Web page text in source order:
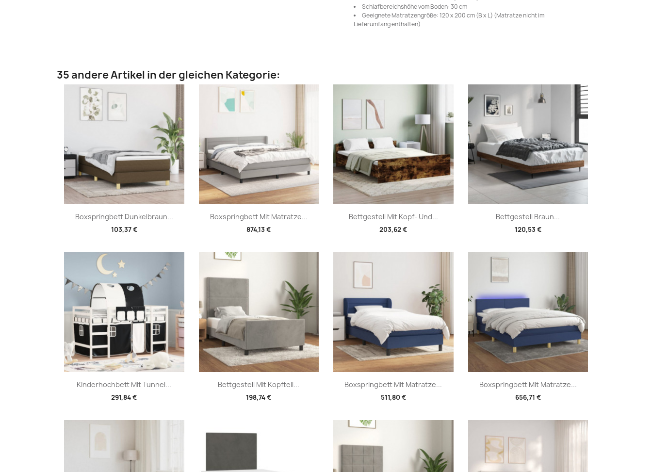
Schlafbereichshöhe vom Boden: 30 cm
Geeignete Matratzengröße: 120 x 200 cm (B x L) (Matratze nicht im
Lieferumfang enthalten)
35 andere Artikel in der gleichen Kategorie:
Boxspringbett Dunkelbraun...
103,37 €
Vorschau Boxspringbett Mit Matratze...
874,13 €
Vorschau Bettgestell Mit Kopf- Und...
203,62 €
Vorschau Bettgestell Braun...
120,53 €
Vorschau
Kinderhochbett Mit Tunnel...
291,84 €
Vorschau Bettgestell Mit Kopfteil...
198,74 €
Vorschau Boxspringbett Mit Matratze...
511,80 €
Vorschau Boxspringbett Mit Matratze...
656,71 €
Vorschau